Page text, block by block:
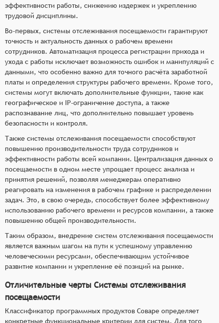
эффективности работы, снижению издержек и укреплению
трудовой дисциплины.
Во-первых, системы отслеживания посещаемости гарантируют
точность и актуальность данных о рабочем времени
сотрудников. Автоматизация процесса регистрации прихода и
ухода с работы исключает возможность ошибок и манипуляций с
данными, что особенно важно для точного расчёта заработной
платы и определения структуры рабочего времени. Кроме того,
системы могут включать дополнительные функции, такие как
географическое и IP-ограничение доступа, а также
распознавание лиц, что дополнительно повышает уровень
безопасности и контроля.
Также системы отслеживания посещаемости способствуют
повышению производительности труда сотрудников и
эффективности работы всей компании. Централизация данных о
посещаемости в одном месте упрощает процесс анализа и
принятия решений, позволяя менеджерам оперативно
реагировать на изменения в рабочем графике и распределении
задач. Это, в свою очередь, способствует более эффективному
использованию рабочего времени и ресурсов компании, а также
повышению общей производительности.
Таким образом, внедрение систем отслеживания посещаемости
является важным шагом на пути к успешному управлению
человеческими ресурсами, обеспечивающим устойчивое
развитие компании и укрепление её позиций на рынке.
Отличительные черты Системы отслеживания
посещаемости
Классификатор программных продуктов Соваре определяет
конкретные функциональные критерии для систем. Для того